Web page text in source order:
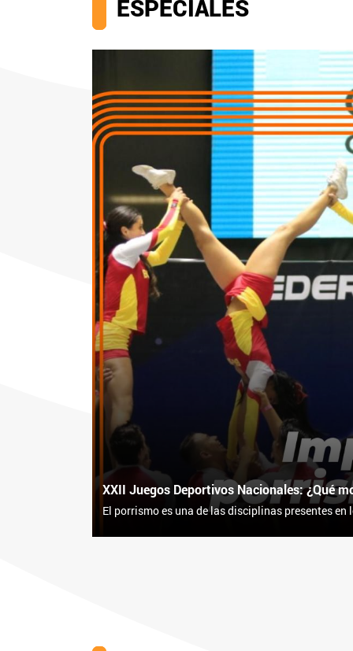
ESPECIALES
XXII Juegos Deportivos Nacionales: ¿Qué
El porrismo es una de las disciplinas presentes
Le preguntamos a los deportistas: ¿Qué los